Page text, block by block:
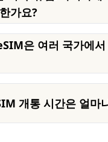
가요?
은 여러 국가에서
개통 시간은 얼마